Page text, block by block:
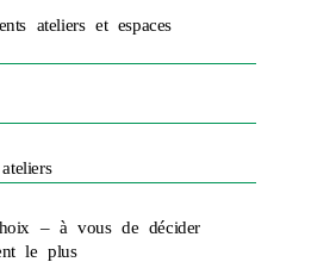
ateliers et espaces
– à vous de décider
le plus